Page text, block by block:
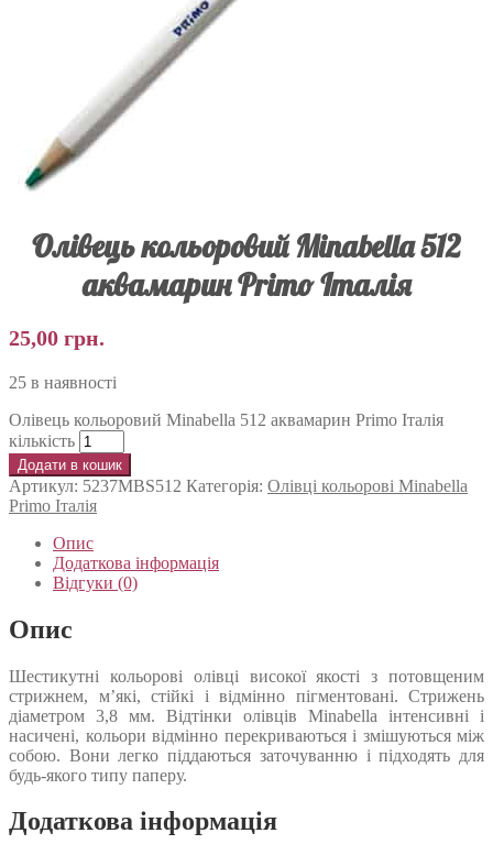
Олівець кольоровий Minabella 512
аквамарин Primo Італія
25,00 грн.
25 в наявності
Олівець кольоровий Minabella 512 аквамарин Primo Італія
кількість
Додати в кошик
Артикул: 5237MBS512 Категорія: Олівці кольорові Minabella
Primo Італія
Опис
Додаткова інформація
Відгуки (0)
Опис
Шестикутні кольорові олівці високої якості з потовщеним
стрижнем, м’які, стійкі і відмінно пігментовані. Стрижень
діаметром 3,8 мм. Відтінки олівців Minabella інтенсивні і
насичені, кольори відмінно перекриваються і змішуються між
собою. Вони легко піддаються заточуванню і підходять для
будь-якого типу паперу.
Додаткова інформація